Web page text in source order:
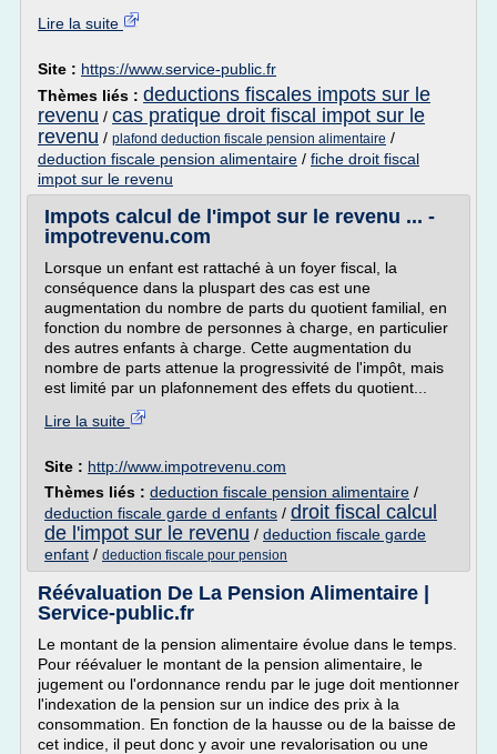
Lire la suite
Site : https://www.service-public.fr
Thèmes liés : deductions fiscales impots sur le
revenu / cas pratique droit fiscal impot sur le
revenu / plafond deduction fiscale pension alimentaire /
deduction fiscale pension alimentaire / fiche droit fiscal
impot sur le revenu
Impots calcul de l'impot sur le revenu ... -
impotrevenu.com
Lorsque un enfant est rattaché à un foyer fiscal, la
conséquence dans la pluspart des cas est une
augmentation du nombre de parts du quotient familial, en
fonction du nombre de personnes à charge, en particulier
des autres enfants à charge. Cette augmentation du
nombre de parts attenue la progressivité de l'impôt, mais
est limité par un plafonnement des effets du quotient...
Lire la suite
Site : http://www.impotrevenu.com
Thèmes liés : deduction fiscale pension alimentaire /
deduction fiscale garde d enfants / droit fiscal calcul
de l'impot sur le revenu / deduction fiscale garde
enfant / deduction fiscale pour pension
Réévaluation De La Pension Alimentaire |
Service-public.fr
Le montant de la pension alimentaire évolue dans le temps.
Pour réévaluer le montant de la pension alimentaire, le
jugement ou l'ordonnance rendu par le juge doit mentionner
l'indexation de la pension sur un indice des prix à la
consommation. En fonction de la hausse ou de la baisse de
cet indice, il peut donc y avoir une revalorisation ou une